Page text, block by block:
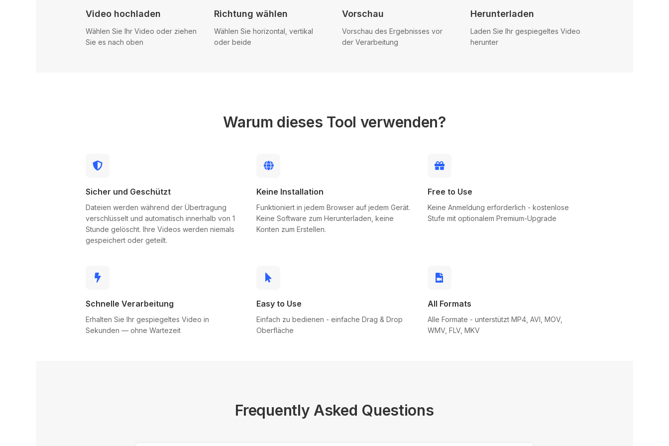
Video hochladen
Wählen Sie Ihr Video oder ziehen
Sie es nach oben
Richtung wählen
Wählen Sie horizontal, vertikal
oder beide
Vorschau
Vorschau des Ergebnisses vor
der Verarbeitung
Herunterladen
Laden Sie Ihr gespiegeltes Video
herunter
Warum dieses Tool verwenden?
Sicher und Geschützt
Dateien werden während der Übertragung
verschlüsselt und automatisch innerhalb von 1
Stunde gelöscht. Ihre Videos werden niemals
gespeichert oder geteilt.
Keine Installation
Funktioniert in jedem Browser auf jedem Gerät.
Keine Software zum Herunterladen, keine
Konten zum Erstellen.
Free to Use
Keine Anmeldung erforderlich - kostenlose
Stufe mit optionalem Premium-Upgrade
Schnelle Verarbeitung
Erhalten Sie Ihr gespiegeltes Video in
Sekunden — ohne Wartezeit
Easy to Use
Einfach zu bedienen - einfache Drag & Drop
Oberfläche
All Formats
Alle Formate - unterstützt MP4, AVI, MOV,
WMV, FLV, MKV
Frequently Asked Questions